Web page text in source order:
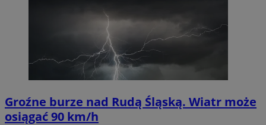
Groźne burze nad Rudą Śląską. Wiatr może
osiągać 90 km/h